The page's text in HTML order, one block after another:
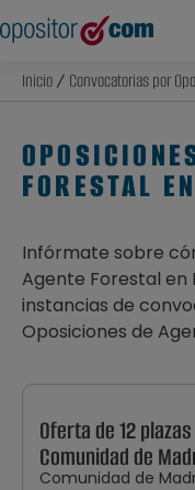
Inicio/ Convocatorias por
FORESTAL
Infórmate sobre
Agente Forestal en
instancias de
Oposiciones de
Oferta de 12
Comunidad de
Comunidad de